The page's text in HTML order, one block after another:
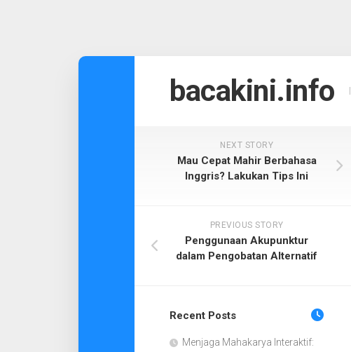
bacakini.info
NEXT STORY
Mau Cepat Mahir Berbahasa
Inggris? Lakukan Tips Ini
PREVIOUS STORY
Penggunaan Akupunktur
dalam Pengobatan Alternatif
Recent Posts
Menjaga Mahakarya Interaktif: